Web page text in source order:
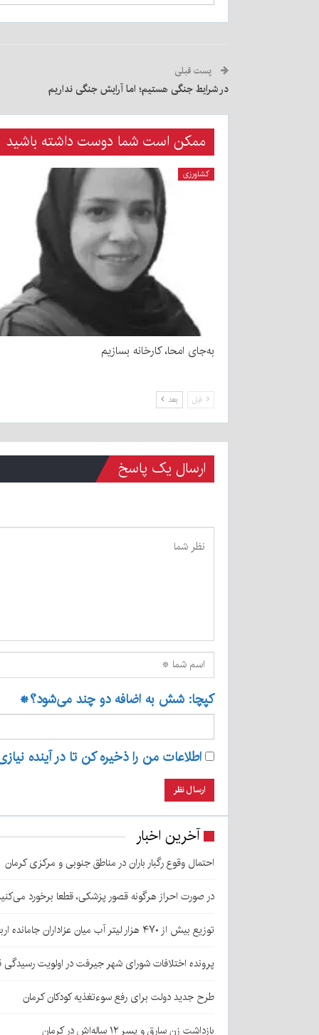
پست قبلی
در شرایط جنگی هستیم؛ اما آرایش جنگی نداریم
ممکن است شما دوست داشته باشید
کشاورزی
به‌جای امحا، کارخانه بسازیم
قبل بعد
ارسال یک پاسخ
کپچا: شش به اضافه دو چند می‌شود؟*
اطلاعات من را ذخیره کن تا در آینده
آخرین اخبار
احتمال وقوع رگبار باران در مناطق جنوبی و مرکزی کرمان
در صورت احراز هرگونه قصور پزشکی، قطعا برخورد
توزیع بیش از ۴۷۰ هزار لیتر آب میان عزاداران جامانده اربعین در کرمان
پرونده اختلافات شورای شهر جیرفت در اولویت
طرح جدید دولت برای رفع سوءتغذیه کودکان کرمان
بازداشت زن سارق و پسر ۱۲ ساله‌اش در کرمان